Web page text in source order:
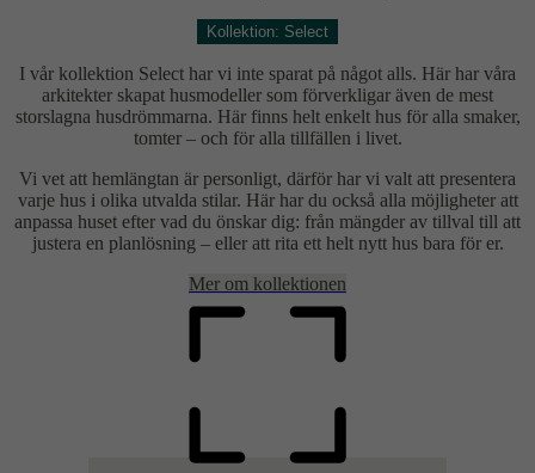
Kollektion: Select
I vår kollektion Select har vi inte sparat på något alls. Här har våra
arkitekter skapat husmodeller som förverkligar även de mest
storslagna husdrömmarna. Här finns helt enkelt hus för alla smaker,
tomter – och för alla tillfällen i livet.
Vi vet att hemlängtan är personligt, därför har vi valt att presentera
varje hus i olika utvalda stilar. Här har du också alla möjligheter att
anpassa huset efter vad du önskar dig: från mängder av tillval till att
justera en planlösning – eller att rita ett helt nytt hus bara för er.
Mer om kollektionen